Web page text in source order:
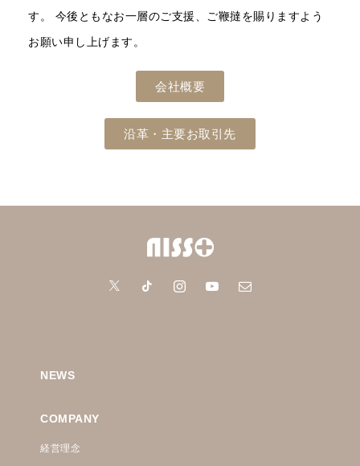
す。 今後ともなお一層のご支援、ご鞭撻を賜りますよう
お願い申し上げます。
会社概要
沿革・主要お取引先
NEWS
COMPANY
経営理念